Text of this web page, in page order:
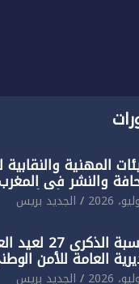
المهنية
والنشر في
القاطع لـ”أي أجندة
على مقاس سياسي
الجديد بريس
بمناسبة
العامة للأمن
الجديد لفرقة الشرطة
الجديد بريس